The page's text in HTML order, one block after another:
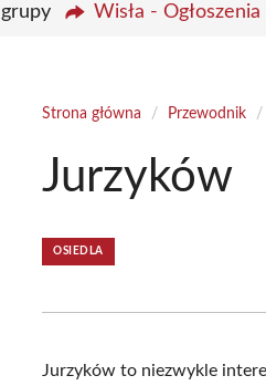
Wisła -
Strona główna / Przewodnik /
Jurzyków
OSIEDLA
Jurzyków to niezwykle